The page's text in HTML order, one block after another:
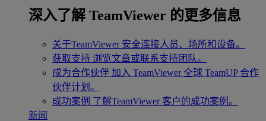
深入了解 TeamViewer 的更多信息
关于TeamViewer 安全连接人员、场所和设备。
获取支持 浏览文章或联系支持团队。
成为合作伙伴 加入 TeamViewer 全球 TeamUP 合作
伙伴计划。
成功案例 了解TeamViewer 客户的成功案例。
新闻